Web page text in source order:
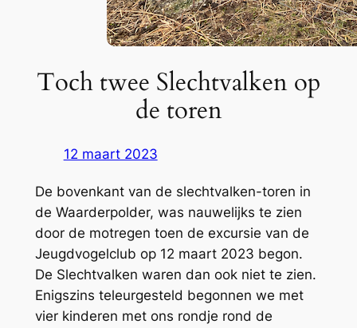
Toch twee Slechtvalken op
de toren
12 maart 2023
De bovenkant van de slechtvalken-toren in
de Waarderpolder, was nauwelijks te zien
door de motregen toen de excursie van de
Jeugdvogelclub op 12 maart 2023 begon.
De Slechtvalken waren dan ook niet te zien.
Enigszins teleurgesteld begonnen we met
vier kinderen met ons rondje rond de